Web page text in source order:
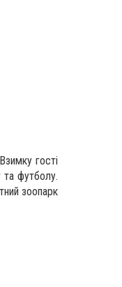
гості
та футболу.
зоопарк